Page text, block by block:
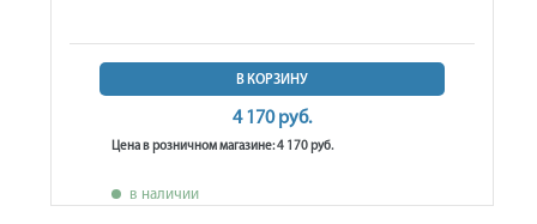
В КОРЗИНУ
4 170 руб.
Цена в розничном магазине: 4 170 руб.
в наличии